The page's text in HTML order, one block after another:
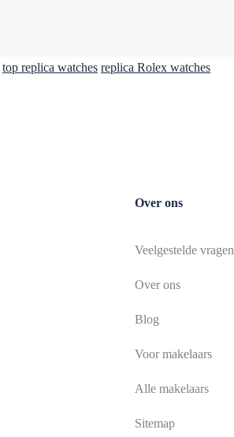
top replica watches replica Rolex watches
Over ons
Veelgestelde vragen
Over ons
Blog
Voor makelaars
Alle makelaars
Sitemap